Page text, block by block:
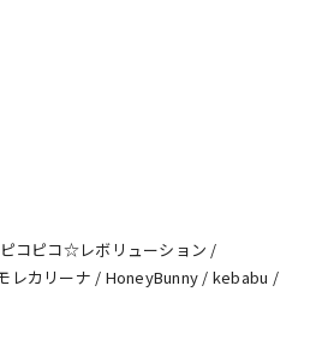
コピコ☆レボリューション /
カリーナ / HoneyBunny / kebabu /